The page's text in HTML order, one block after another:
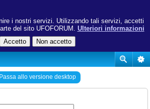
i nostri servizi. Utilizzando tali servizi, accetti
del sito UFOFORUM. Ulteriori informazioni
Passa allo versione desktop